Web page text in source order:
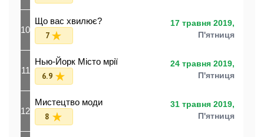
10
Що вас хвилює?
7
17 травня 2019,
П'ятниця
11
Нью-Йорк Місто мрії
6.9
24 травня 2019,
П'ятниця
12
Мистецтво моди
8
31 травня 2019,
П'ятниця